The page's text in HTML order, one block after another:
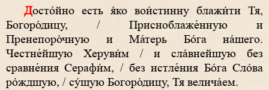
Досто́йно есть я́ко вои́стинну блажи́ти Тя,
Богоро́дицу, / Присноблаже́нную и
Пренепоро́чную и Ма́терь Бо́га на́шего.
Честне́йшую Херуви́м / и сла́внейшую без
сравне́ния Серафи́м, / без истле́ния Бо́га Сло́ва
ро́ждшую, / су́щую Богоро́дицу, Тя велича́ем.